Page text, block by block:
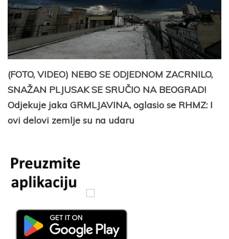
(FOTO, VIDEO) NEBO SE ODJEDNOM ZACRNILO,
SNAŽAN PLJUSAK SE SRUČIO NA BEOGRAD!
Odjekuje jaka GRMLJAVINA, oglasio se RHMZ: I
ovi delovi zemlje su na udaru